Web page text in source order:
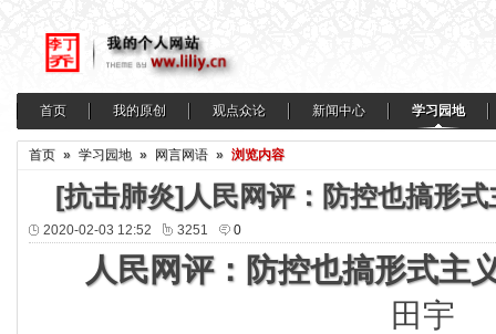
首页 我的原创 观点众论 新闻中心 学习园地
首页 » 学习园地 » 网言网语 » 浏览内容
[抗击肺炎]人民网评：防控也搞形
2020-02-03 12:52 3251 0
人民网评：防控也搞形式主
田宇